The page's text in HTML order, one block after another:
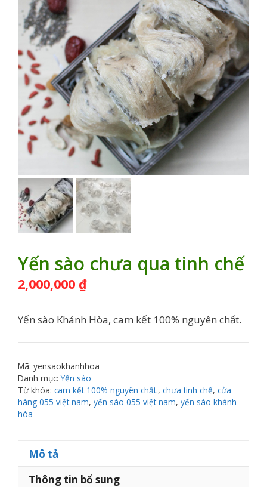
Yến sào chưa qua tinh chế
2,000,000 ₫
Yến sào Khánh Hòa, cam kết 100% nguyên chất.
Mã: yensaokhanhhoa
Danh mục:Yến sào
Từ khóa: cam kết 100% nguyên chất., chưa tinh chế, cửa
hàng 055 việt nam, yến sào 055 việt nam, yến sào khánh
hòa
Mô tả
Thông tin bổ sung